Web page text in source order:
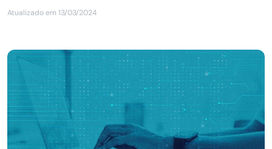
Atualizado em 13/03/2024